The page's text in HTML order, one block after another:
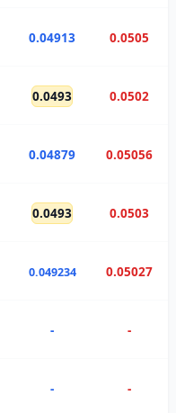
0.04913 0.0505
0.0493 0.0502
0.04879 0.05056
0.0493 0.0503
0.049234 0.05027
- -
- -